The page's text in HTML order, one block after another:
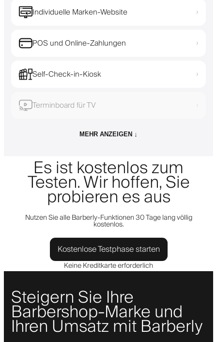
Individuelle Marken-Website ›
POS und Online-Zahlungen ›
Self-Check-in-Kiosk ›
Terminboard für TV ›
MEHR ANZEIGEN ↓
Es ist kostenlos zum
Testen. Wir hoffen, Sie
probieren es aus
Nutzen Sie alle Barberly-Funktionen 30 Tage lang völlig
kostenlos.
Kostenlose Testphase starten
Keine Kreditkarte erforderlich
Steigern Sie Ihre
Barbershop-Marke und
Ihren Umsatz mit Barberly